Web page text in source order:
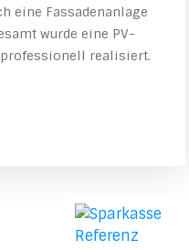
eine Fassadenanlage
wurde eine PV-
realisiert.